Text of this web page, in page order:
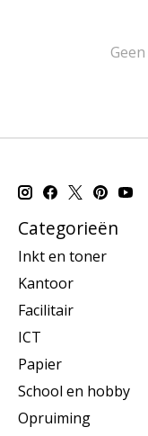
Categorieën
Inkt en toner
Kantoor
Facilitair
ICT
Papier
School en hobby
Opruiming